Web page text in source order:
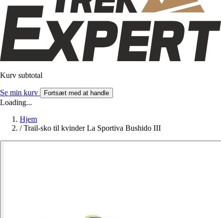
Kurv subtotal
Se min kurv Fortsæt med at handle
Loading...
Hjem
/ Trail-sko til kvinder La Sportiva Bushido III